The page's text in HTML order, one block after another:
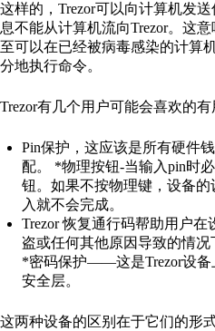
这样的，Trezor可以向计算机发
息不能从计算机流向Trezor。这意
至可以在已经被病毒感染的计算
分地执行命令。
Trezor有几个用户可能会喜欢的
Pin保护，这应该是所有硬件
配。 *物理按钮-当输入pin时
钮。如果不按物理键，设备的
入就不会完成。
Trezor 恢复通行码帮助用户在
盗或任何其他原因导致的情况
*密码保护——这是Trezor设备
安全层。
这两种设备的区别在于它们的形